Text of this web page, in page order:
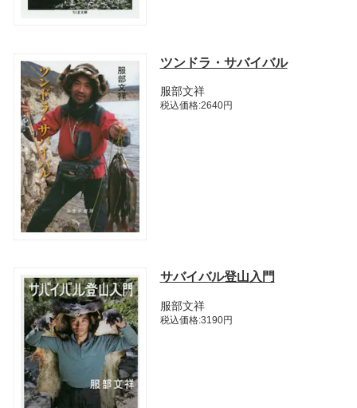
ツンドラ・サバイバル
服部文祥
税込価格:2640円
サバイバル登山入門
服部文祥
税込価格:3190円